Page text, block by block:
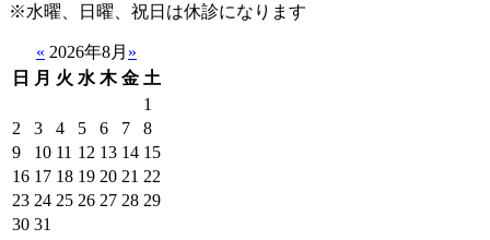
※水曜、日曜、祝日は休診になります
« 2026年8月 »
日
月 火 水 木 金 土
1
2
3 4 5 6 7
8
9
10 11 12 13 14 15
16 17 18 19 20 21 22
23 24 25 26 27 28 29
30 31